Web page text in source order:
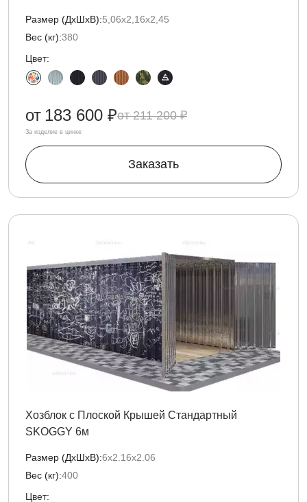
Размер (ДxШxВ):5,06х2,16х2,45
Вес (кг):380
Цвет:
211 200 ₽
от 183 600 ₽
За изделие в цинке
Заказать
Хозблок с Плоской Крышей Стандартный
SKOGGY 6м
Размер (ДxШxВ):6х2.16х2.06
Вес (кг):400
Цвет: